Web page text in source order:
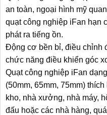
an toàn, ngoại hình mỹ
quạt công nghiệp iFan hạn
phát ra tiếng ồn.
Động cơ bền bỉ, điều chỉnh
chức năng điều khiển góc
Quạt công nghiệp iFan
(50mm, 65mm, 75mm)
kho, nhà xưởng, nhà máy,
đấu hoặc các nhà hàng,